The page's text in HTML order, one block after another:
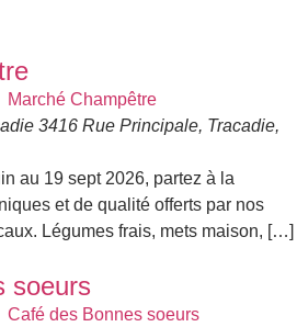
Marché Champêtre
3416 Rue Principale, Tracadie,
au 19 sept 2026, partez à la
et de qualité offerts par nos
Légumes frais, mets maison, […]
soeurs
Café des Bonnes soeurs